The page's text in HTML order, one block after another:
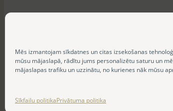
Mēs izmantojam sīkdatnes un citas izsekošanas
mūsu mājaslapā, rādītu jums personalizētu saturu un
mājaslapas trafiku un uzzinātu, no kurienes nāk mūsu
Sīkfailu politikaPrivātuma politika